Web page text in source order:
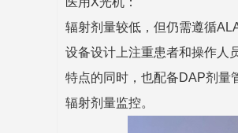
辐射剂量较低，但仍需遵循
设备设计上注重患者和操作人
特点的同时，也配备DAP剂量
辐射剂量监控。